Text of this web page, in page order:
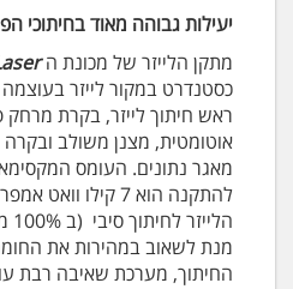
יעילות גבוהה מאוד בחיתוכי
מתקן הלייזר של מכונת ה
ראש חיתוך לייזר, בקרת
אוטומטית, מצנן משולב ובקרה
מאגר נתונים. העומס
להתקנה הוא 7 קילו
מנת לשאוב במהירות את
החיתוך, מערכת שאיבה רבת